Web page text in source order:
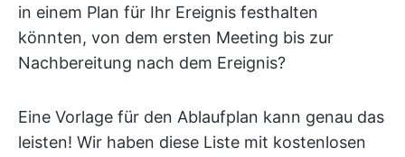
in einem Plan für Ihr Ereignis festhalten
könnten, von dem ersten Meeting bis zur
Nachbereitung nach dem Ereignis?
Eine Vorlage für den Ablaufplan kann genau das
leisten! Wir haben diese Liste mit kostenlosen